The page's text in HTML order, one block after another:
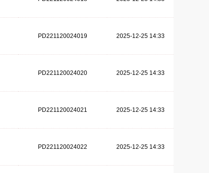
PD221120024019 2025-12-25 14:33
PD221120024020 2025-12-25 14:33
PD221120024021 2025-12-25 14:33
PD221120024022 2025-12-25 14:33